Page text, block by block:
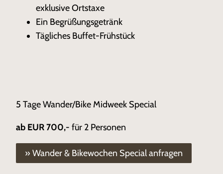
exklusive Ortstaxe
Ein Begrüßungsgetränk
Tägliches Buffet-Frühstück
5 Tage Wander/Bike Midweek Special
ab EUR 700,- für 2 Personen
» Wander & Bikewochen Special anfragen